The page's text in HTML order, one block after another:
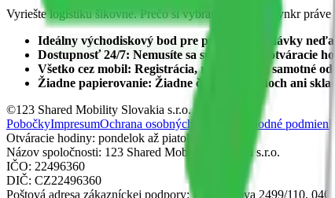
Vyriešte logistiku šikovne. Prečo si vybrať dodávku Blynkr práve
Ideálny východiskový bod pre prenájom dodávky
Dostupnosť 24/7: Nemusíte sa spoliehať na otváracie
Všetko cez mobil: Registrácia, rezervácia aj samotné
Žiadne papierovanie: Žiadne čakanie v radoch ani
©123 Shared Mobility Slovakia s.r.o.
PobočkyImpresumOchrana osobných údajov
Obchodné podmienky
Otváracie hodiny: pondelok až piatok 9:00-15:00
Názov spoločnosti: 123 Shared Mobility Slovakia s.r.o.
IČO: 22496360
DIČ: CZ22496360
Poštová adresa zákazníckej podpory: Rastislavova 2499/110, 040